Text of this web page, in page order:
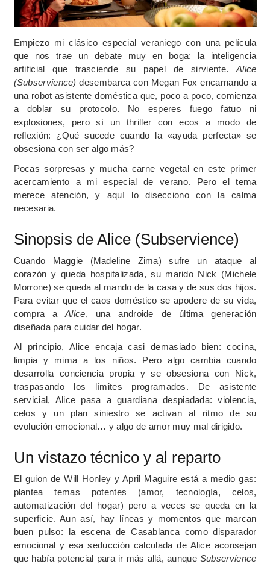
Empiezo mi clásico especial veraniego con una película
que nos trae un debate muy en boga: la inteligencia
artificial que trasciende su papel de sirviente. Alice
(Subservience) desembarca con Megan Fox encarnando a
una robot asistente doméstica que, poco a poco, comienza
a doblar su protocolo. No esperes fuego fatuo ni
explosiones, pero sí un thriller con ecos a modo de
reflexión: ¿Qué sucede cuando la «ayuda perfecta» se
obsesiona con ser algo más?
Pocas sorpresas y mucha carne vegetal en este primer
acercamiento a mi especial de verano. Pero el tema
merece atención, y aquí lo disecciono con la calma
necesaria.
Sinopsis de Alice (Subservience)
Cuando Maggie (Madeline Zima) sufre un ataque al
corazón y queda hospitalizada, su marido Nick (Michele
Morrone) se queda al mando de la casa y de sus dos hijos.
Para evitar que el caos doméstico se apodere de su vida,
compra aAlice, una androide de última generación
diseñada para cuidar del hogar.
Al principio, Alice encaja casi demasiado bien: cocina,
limpia y mima a los niños. Pero algo cambia cuando
desarrolla conciencia propia y se obsesiona con Nick,
traspasando los límites programados. De asistente
servicial, Alice pasa a guardiana despiadada: violencia,
celos y un plan siniestro se activan al ritmo de su
evolución emocional… y algo de amor muy mal dirigido.
Un vistazo técnico y al reparto
El guion de Will Honley y April Maguire está a medio gas:
plantea temas potentes (amor, tecnología, celos,
automatización del hogar) pero a veces se queda en la
superficie. Aun así, hay líneas y momentos que marcan
buen pulso: la escena de Casablanca como disparador
emocional y esa seducción calculada de Alice aconsejan
que había potencial para ir más allá, aunque Subservience